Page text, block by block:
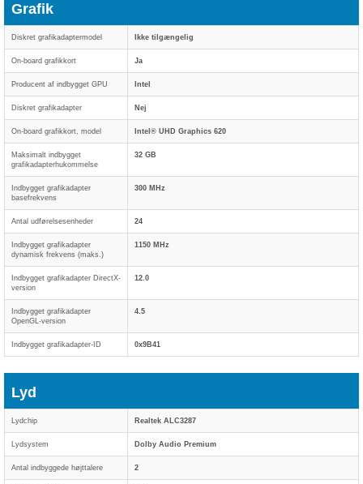
Grafik
Diskret grafikadaptermodel Ikke tilgængelig
On-board grafikkort Ja
Producent af indbygget GPU Intel
Diskret grafikadapter Nej
On-board grafikkort, model Intel® UHD Graphics 620
Maksimalt indbygget
grafikadapterhukommelse
32 GB
Indbygget grafikadapter
basefrekvens
300 MHz
Antal udførelsesenheder 24
Indbygget grafikadapter
dynamisk frekvens (maks.)
1150 MHz
Indbygget grafikadapter DirectX-
version
12.0
Indbygget grafikadapter
OpenGL-version
4.5
Indbygget grafikadapter-ID 0x9B41
Lyd
Lydchip Realtek ALC3287
Lydsystem Dolby Audio Premium
Antal indbyggede højttalere 2